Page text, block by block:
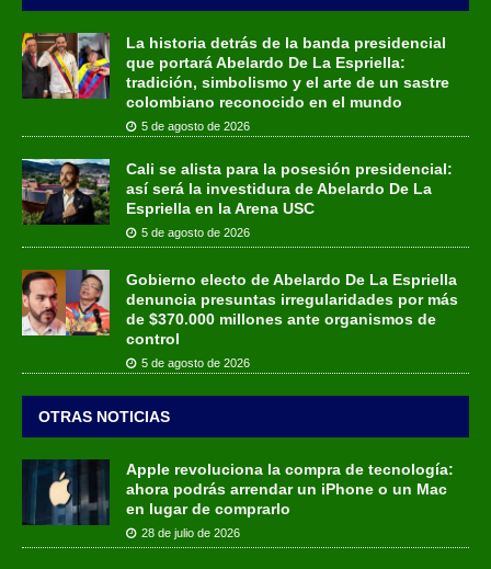
La historia detrás de la banda presidencial
que portará Abelardo De La Espriella:
tradición, simbolismo y el arte de un sastre
colombiano reconocido en el mundo
5 de agosto de 2026
Cali se alista para la posesión presidencial:
así será la investidura de Abelardo De La
Espriella en la Arena USC
5 de agosto de 2026
Gobierno electo de Abelardo De La Espriella
denuncia presuntas irregularidades por más
de $370.000 millones ante organismos de
control
5 de agosto de 2026
OTRAS NOTICIAS
Apple revoluciona la compra de tecnología:
ahora podrás arrendar un iPhone o un Mac
en lugar de comprarlo
28 de julio de 2026